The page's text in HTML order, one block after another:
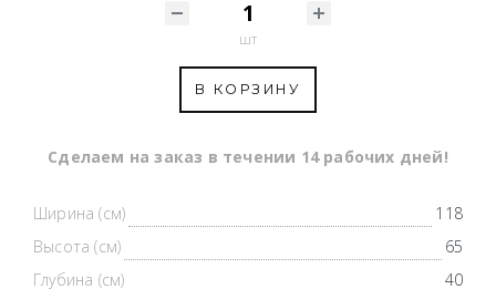
шт
В КОРЗИНУ
Cделаем на заказ в течении 14 рабочих дней!
Ширина (см)
118
Высота (см)
65
Глубина (см)
40